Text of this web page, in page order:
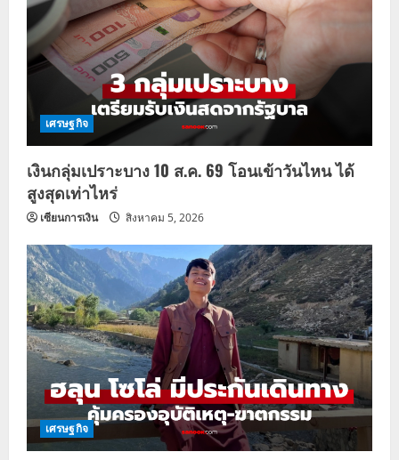
เศรษฐกิจ
เงินกลุ่มเปราะบาง 10 ส.ค. 69 โอนเข้าวันไหน ได้
สูงสุดเท่าไหร่
เซียนการเงิน สิงหาคม 5, 2026
เศรษฐกิจ